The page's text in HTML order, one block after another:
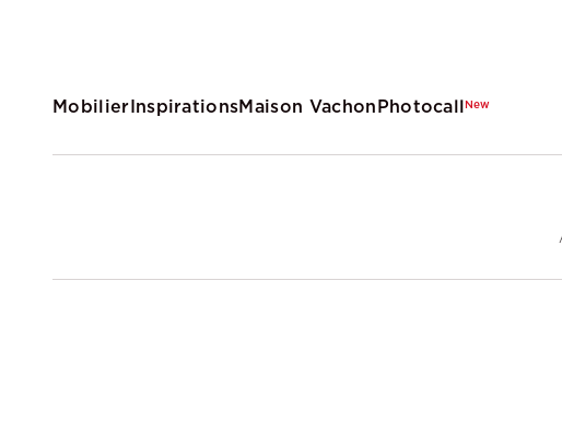
MobilierInspirationsMaison VachonPhotocallNew